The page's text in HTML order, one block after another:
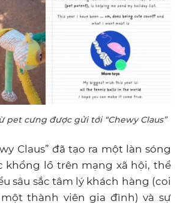
cưng được gửi tới “Chewy Claus”
Claus” đã tạo ra một làn sóng
khổng lồ trên mạng xã hội, thể
sâu sắc tâm lý khách hàng (coi
thành viên gia đình) và sự